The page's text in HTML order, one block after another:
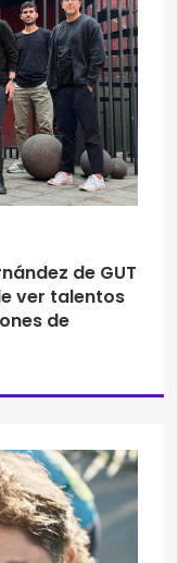
de GUT
ver talentos
de